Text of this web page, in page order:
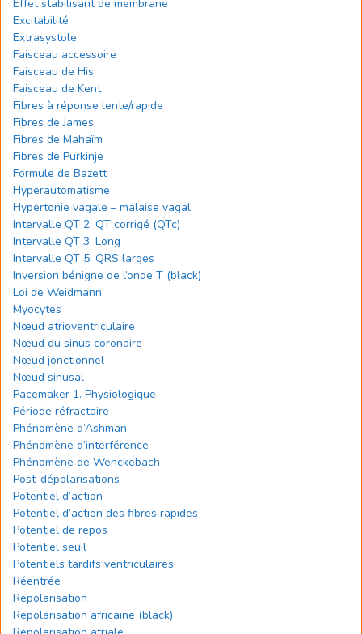
Effet stabilisant de membrane
Excitabilité
Extrasystole
Faisceau accessoire
Faisceau de His
Faisceau de Kent
Fibres à réponse lente/rapide
Fibres de James
Fibres de Mahaïm
Fibres de Purkinje
Formule de Bazett
Hyperautomatisme
Hypertonie vagale – malaise vagal
Intervalle QT 2. QT corrigé (QTc)
Intervalle QT 3. Long
Intervalle QT 5. QRS larges
Inversion bénigne de l’onde T (black)
Loi de Weidmann
Myocytes
Nœud atrioventriculaire
Nœud du sinus coronaire
Nœud jonctionnel
Nœud sinusal
Pacemaker 1. Physiologique
Période réfractaire
Phénomène d’Ashman
Phénomène d’interférence
Phénomène de Wenckebach
Post-dépolarisations
Potentiel d’action
Potentiel d’action des fibres rapides
Potentiel de repos
Potentiel seuil
Potentiels tardifs ventriculaires
Réentrée
Repolarisation
Repolarisation africaine (black)